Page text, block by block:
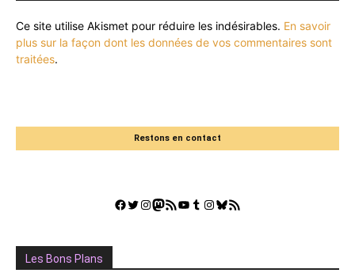
Ce site utilise Akismet pour réduire les indésirables. En savoir
plus sur la façon dont les données de vos commentaires sont
traitées.
Restons en contact
Facebook
Twitter
Instagram
Mastodon
Flux RSSYouTube
Tumblr
Instagram
Bluesky
GestGame
Les Bons Plans